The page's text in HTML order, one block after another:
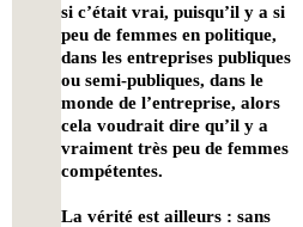
si c’était vrai, puisqu’il y a si
peu de femmes en politique,
dans les entreprises publiques
ou semi-publiques, dans le
monde de l’entreprise, alors
cela voudrait dire qu’il y a
vraiment très peu de femmes
compétentes.
La vérité est ailleurs : sans